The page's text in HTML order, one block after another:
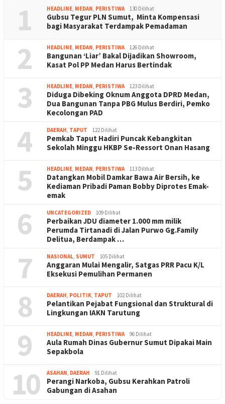
1 HEADLINE, MEDAN, PERISTIWA 130 Dilihat
Gubsu Tegur PLN Sumut, Minta Kompensasi
bagi Masyarakat Terdampak Pemadaman
2 HEADLINE, MEDAN, PERISTIWA 126 Dilihat
Bangunan ‘Liar’ Bakal Dijadikan Showroom,
Kasat Pol PP Medan Harus Bertindak
3 HEADLINE, MEDAN, PERISTIWA 123 Dilihat
Diduga Dibeking Oknum Anggota DPRD Medan,
Dua Bangunan Tanpa PBG Mulus Berdiri, Pemko
Kecolongan PAD
4 DAERAH, TAPUT 122 Dilihat
Pemkab Taput Hadiri Puncak Kebangkitan
Sekolah Minggu HKBP Se-Ressort Onan Hasang
5 HEADLINE, MEDAN, PERISTIWA 113 Dilihat
Datangkan Mobil Damkar Bawa Air Bersih, ke
Kediaman Pribadi Paman Bobby Diprotes Emak-
emak
6 UNCATEGORIZED 109 Dilihat
Perbaikan JDU diameter 1.000 mm milik
Perumda Tirtanadi di Jalan Purwo Gg.Family
Delitua, Berdampak …
7 NASIONAL, SUMUT 105 Dilihat
Anggaran Mulai Mengalir, Satgas PRR Pacu K/L
Eksekusi Pemulihan Permanen
8 DAERAH, POLITIK, TAPUT 102 Dilihat
Pelantikan Pejabat Fungsional dan Struktural di
Lingkungan IAKN Tarutung
9 HEADLINE, MEDAN, PERISTIWA 96 Dilihat
Aula Rumah Dinas Gubernur Sumut Dipakai Main
Sepakbola
10 ASAHAN, DAERAH 91 Dilihat
Perangi Narkoba, Gubsu Kerahkan Patroli
Gabungan di Asahan